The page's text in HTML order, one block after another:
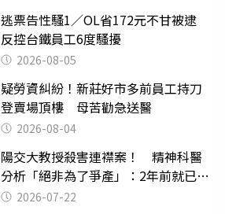
逃票告性騷1／OL省172元不甘被逮
反控台鐵員工6度騷擾
2026-08-05
疑勞資糾紛！新莊好市多前員工持刀
登賣場頂樓 母苦勸急送醫
2026-08-04
陽交大教授殺害連襟案！ 精神科醫
分析「絕非為了爭產」：2年前就已言
行詭異
2026-07-22